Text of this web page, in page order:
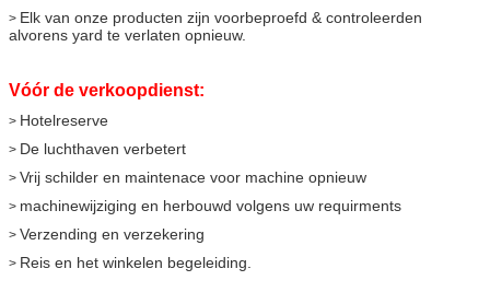
> Elk van onze producten zijn voorbeproefd & controleerden
alvorens yard te verlaten opnieuw.
Vóór de verkoopdienst:
> Hotelreserve
> De luchthaven verbetert
> Vrij schilder en maintenace voor machine opnieuw
> machinewijziging en herbouwd volgens uw requirments
> Verzending en verzekering
> Reis en het winkelen begeleiding.